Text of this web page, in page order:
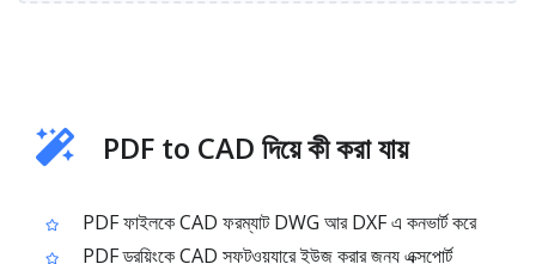
PDF to CAD দিয়ে কী করা যায়
PDF ফাইলকে CAD ফরম্যাট DWG আর DXF এ কনভার্ট করে
PDF ড্রয়িংকে CAD সফটওয়্যারে ইউজ করার জন্য এক্সপোর্ট